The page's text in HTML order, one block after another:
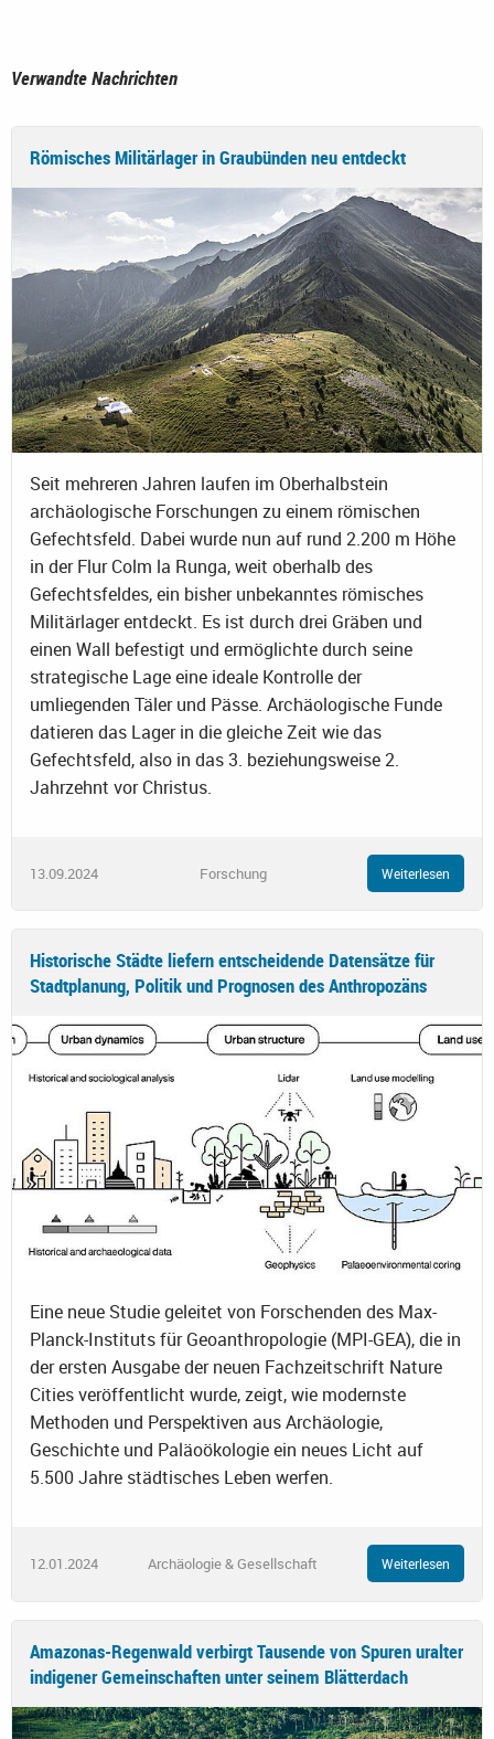
Verwandte Nachrichten
Römisches Militärlager in Graubünden neu entdeckt
Seit mehreren Jahren laufen im Oberhalbstein
archäologische Forschungen zu einem römischen
Gefechtsfeld. Dabei wurde nun auf rund 2.200 m Höhe
in der Flur Colm la Runga, weit oberhalb des
Gefechtsfeldes, ein bisher unbekanntes römisches
Militärlager entdeckt. Es ist durch drei Gräben und
einen Wall befestigt und ermöglichte durch seine
strategische Lage eine ideale Kontrolle der
umliegenden Täler und Pässe. Archäologische Funde
datieren das Lager in die gleiche Zeit wie das
Gefechtsfeld, also in das 3. beziehungsweise 2.
Jahrzehnt vor Christus.
13.09.2024 Forschung Weiterlesen
Historische Städte liefern entscheidende Datensätze für
Stadtplanung, Politik und Prognosen des Anthropozäns
Eine neue Studie geleitet von Forschenden des Max-
Planck-Instituts für Geoanthropologie (MPI-GEA), die in
der ersten Ausgabe der neuen Fachzeitschrift Nature
Cities veröffentlicht wurde, zeigt, wie modernste
Methoden und Perspektiven aus Archäologie,
Geschichte und Paläoökologie ein neues Licht auf
5.500 Jahre städtisches Leben werfen.
12.01.2024 Archäologie & Gesellschaft Weiterlesen
Amazonas-Regenwald verbirgt Tausende von Spuren uralter
indigener Gemeinschaften unter seinem Blätterdach